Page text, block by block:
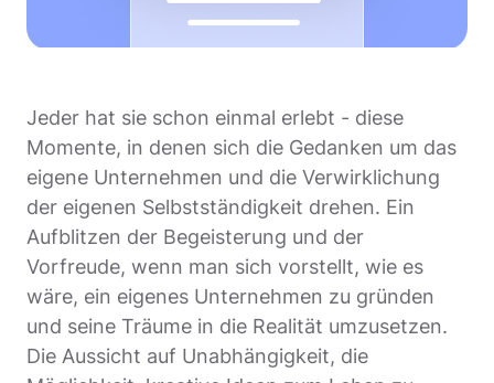
Jeder hat sie schon einmal erlebt - diese
Momente, in denen sich die Gedanken um das
eigene Unternehmen und die Verwirklichung
der eigenen Selbstständigkeit drehen. Ein
Aufblitzen der Begeisterung und der
Vorfreude, wenn man sich vorstellt, wie es
wäre, ein eigenes Unternehmen zu gründen
und seine Träume in die Realität umzusetzen.
Die Aussicht auf Unabhängigkeit, die